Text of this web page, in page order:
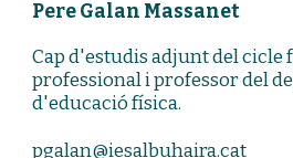
Pere Galan Massanet
Cap d'estudis adjunt del
professional i professor del
d'educació física.
pgalan@iesalbuhaira.cat